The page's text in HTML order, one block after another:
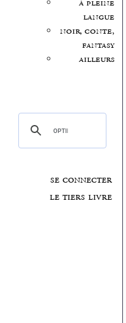
à pleine
langue
noir, conte,
fantasy
ailleurs
se connecter
le tiers livre